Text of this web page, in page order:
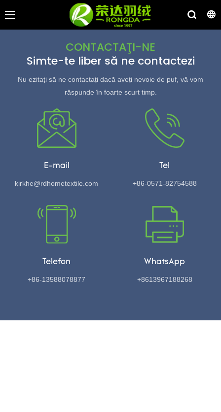
CONTACTAŢI-NE
Simte-te liber să ne contactezi
Nu ezitați să ne contactați dacă aveți nevoie de puf, vă vom
răspunde în foarte scurt timp.
E-mail
kirkhe@rdhometextile.com
Tel
+86-0571-82754588
Telefon
+86-13588078877
WhatsApp
+8613967188268